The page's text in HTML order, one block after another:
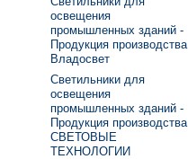
освещения
промышленных зданий -
Продукция производства
Владосвет
Светильники для
освещения
промышленных зданий -
Продукция производства
СВЕТОВЫЕ
ТЕХНОЛОГИИ